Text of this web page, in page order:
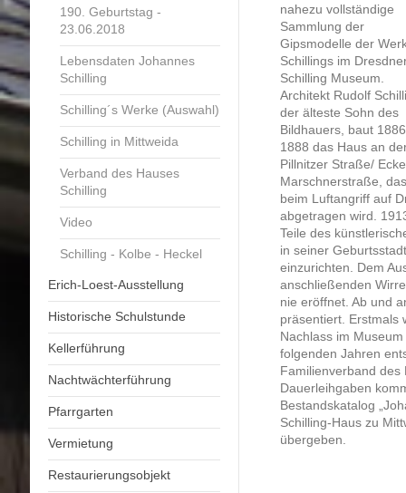
190. Geburtstag -
23.06.2018
Lebensdaten Johannes
Schilling
Schilling´s Werke (Auswahl)
Schilling in Mittweida
Verband des Hauses
Schilling
Video
Schilling - Kolbe - Heckel
Erich-Loest-Ausstellung
Historische Schulstunde
Kellerführung
Nachtwächterführung
Pfarrgarten
Vermietung
Restaurierungsobjekt
nahezu vollständige
Sammlung der
Gipsmodelle der
Schillings im
Schilling Museum.
Architekt Rudolf
der älteste Sohn des
Bildhauers, baut
1888 das Haus an
Pillnitzer Straße/ Ecke
Marschnerstraße, das
beim Luftangriff auf
abgetragen wird.
Teile des
in seiner
einzurichten. Dem
anschließenden
nie eröffnet. Ab und
präsentiert. Erstmals
Nachlass im
folgenden Jahren
Familienverband des
Dauerleihgaben
Bestandskatalog
Schilling-Haus zu
übergeben.